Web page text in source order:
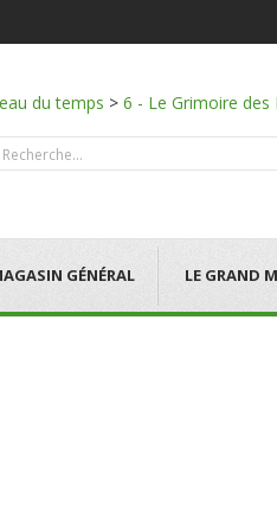
du temps > 6 - Le Grimoire des
GÉNÉRAL LE GRAND